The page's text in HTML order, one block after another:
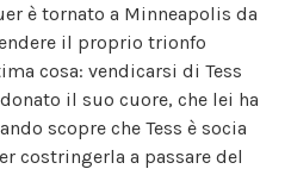
è tornato a Minneapolis da
il proprio trionfo
cosa: vendicarsi di Tess
il suo cuore, che lei ha
scopre che Tess è socia
costringerla a passare del